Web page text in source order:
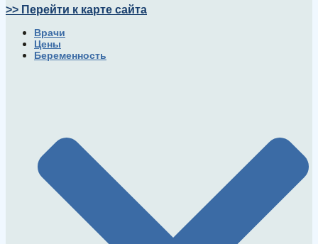
>> Перейти к карте сайта
Врачи
Цены
Беременность